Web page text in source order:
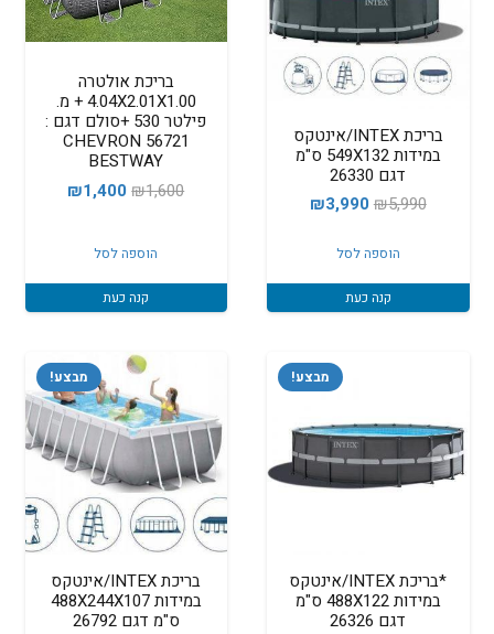
בריכת INTEX/אינטקס
במידות 549X132 ס"מ
דגם 26330
₪5,990
המחיר
היה:
₪5,990.
₪3,990
₪3,990.
הוספה לסל
קנה כעת
בריכת אולטרה
4.04X2.01X1.00 + מ.
פילטר 530 +סולם דגם :
CHEVRON 56721
BESTWAY
₪1,600
המחיר
היה:
₪1,400
המחיר
הוספה לסל
קנה כעת
מבצע!
*בריכת INTEX/אינטקס
במידות 488X122 ס"מ
דגם 26326
מבצע!
בריכת INTEX/אינטקס
במידות 488X244X107
ס"מ דגם 26792